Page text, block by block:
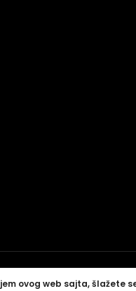
ovog web sajta, šlažete